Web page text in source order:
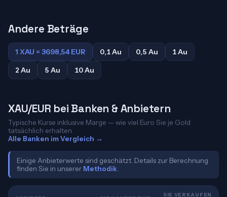
Andere Beträge
1 XAU = 3698,54 EUR 0,1 Au 0,5 Au
1 Au
2 Au
5 Au 10 Au
XAU/EUR bei Banken & Anbietern
Typische Kurse inklusive Marge — wie viel Euro Sie je Gold
tatsächlich erhalten.
Alle Banken im Vergleich →
Einige Anbieterwerte sind geschätzt. Details zur Berechnung
finden Sie in unserer Methodik
SIE VERKAUFEN